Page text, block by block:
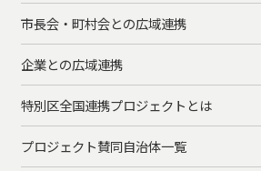
市長会・町村会との広域連携
企業との広域連携
特別区全国連携プロジェクトとは
プロジェクト賛同自治体一覧